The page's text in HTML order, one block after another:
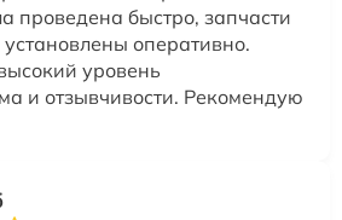
проведена быстро, запчасти
оперативно.
уровень
и отзывчивости. Рекомендую